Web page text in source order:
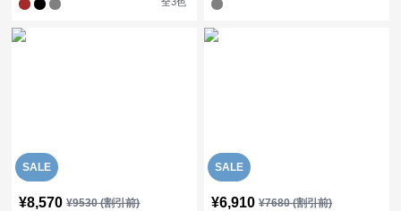
SALE
¥8,570 ¥9530(割引前)
SALE
¥6,910 ¥7680(割引前)